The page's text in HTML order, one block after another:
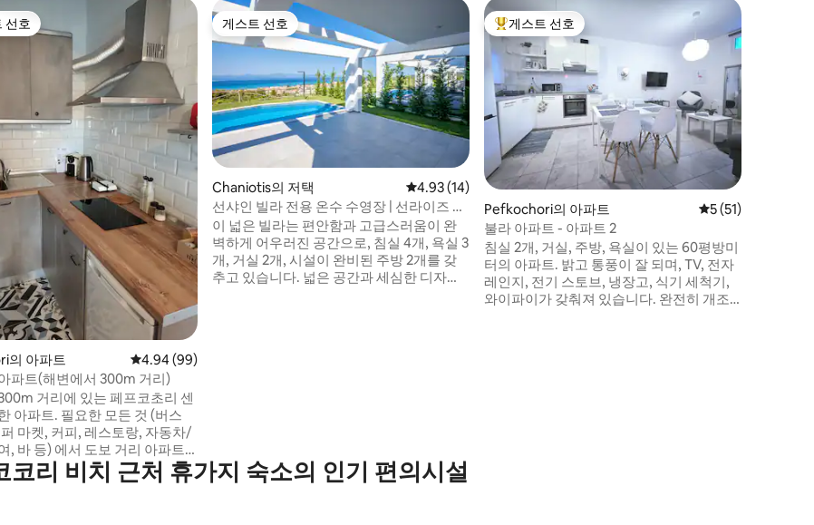
기 10개
트 선호
선호
의 아파트 평점 4.94점(5점 만점), 후기 99개
4.94 (99)
파트(해변에서 300m 거리)
거리에 있는 페프코초리 센
아파트. 필요한 모든 것 (버스
마켓, 커피, 레스토랑, 자동차/
, 바 등) 에서 도보 거리 아파트
이커, 물 보일러, 토스터, 식기,
도구, 헤어드라이어, 와이파이가
게스트 선호
게스트 선호
Chaniotis의 저택 평점 4.93점(5점 만점), 후기 14개
4.93 (14)
선샤인 빌라 전용 온수 수영장 | 선라이즈 빌
라
이 넓은 빌라는 편안함과 고급스러움이 완
벽하게 어우러진 공간으로, 침실 4개, 욕실 3
개, 거실 2개, 시설이 완비된 주방 2개를 갖
추고 있습니다. 넓은 공간과 세심한 디자인
상위 게스트 선호
게스트 선호
Pefkochori의 아파트 평점 5점(5점 만점
5 (51)
불라 아파트 - 아파트 2
침실 2개, 거실, 주방, 욕실이 있는 60평방미
터의 아파트. 밝고 통풍이 잘 되며, TV, 전자
레인지, 전기 스토브, 냉장고, 식기 세척기,
와이파이가 갖춰져 있습니다. 완전히 개조
코리 비치 근처 휴가지 숙소의 인기 편의시설